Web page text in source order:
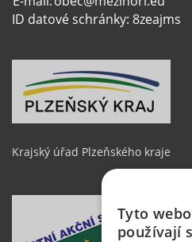
ID datové schránky: 8zeajms
Krajský úřad Plzeňského kraje
Tyto
používají